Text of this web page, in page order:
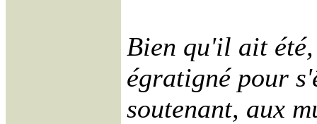
Bien qu'il ait été,
égratigné pour
soutenant, aux